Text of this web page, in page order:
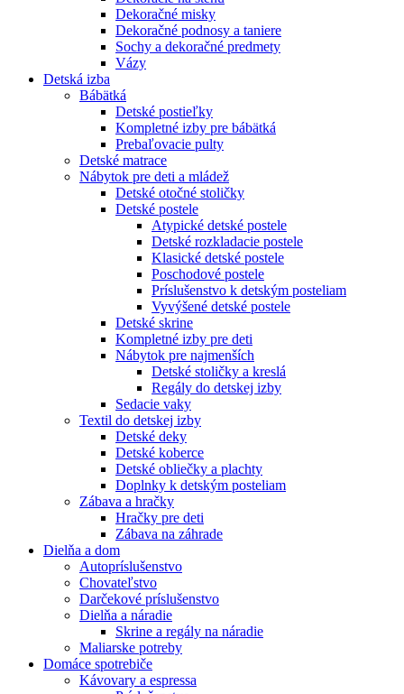
Dekoračné misky
Dekoračné podnosy a taniere
Sochy a dekoračné predmety
Vázy
Detská izba
Bábätká
Detské postieľky
Kompletné izby pre bábätká
Prebaľovacie pulty
Detské matrace
Nábytok pre deti a mládež
Detské otočné stoličky
Detské postele
Atypické detské postele
Detské rozkladacie postele
Klasické detské postele
Poschodové postele
Príslušenstvo k detským posteliam
Vyvýšené detské postele
Detské skrine
Kompletné izby pre deti
Nábytok pre najmenších
Detské stoličky a kreslá
Regály do detskej izby
Sedacie vaky
Textil do detskej izby
Detské deky
Detské koberce
Detské obliečky a plachty
Doplnky k detským posteliam
Zábava a hračky
Hračky pre deti
Zábava na záhrade
Dielňa a dom
Autopríslušenstvo
Chovateľstvo
Darčekové príslušenstvo
Dielňa a náradie
Skrine a regály na náradie
Maliarske potreby
Domáce spotrebiče
Kávovary a espressa